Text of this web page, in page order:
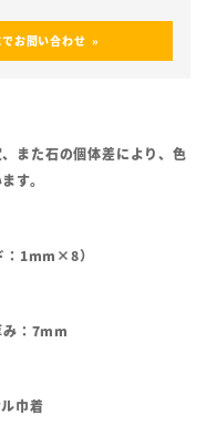
お問い合わせ
また石の個体差により、色
す。
：1mm×8）
：7mm
巾着